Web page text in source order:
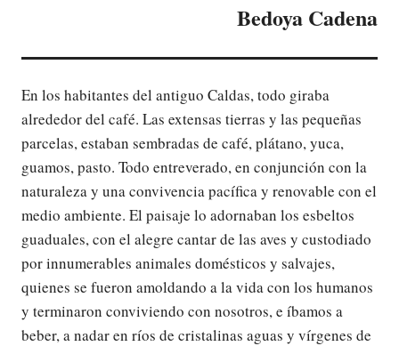
Bedoya Cadena
En los habitantes del antiguo Caldas, todo giraba
alrededor del café. Las extensas tierras y las pequeñas
parcelas, estaban sembradas de café, plátano, yuca,
guamos, pasto. Todo entreverado, en conjunción con la
naturaleza y una convivencia pacífica y renovable con el
medio ambiente. El paisaje lo adornaban los esbeltos
guaduales, con el alegre cantar de las aves y custodiado
por innumerables animales domésticos y salvajes,
quienes se fueron amoldando a la vida con los humanos
y terminaron conviviendo con nosotros, e íbamos a
beber, a nadar en ríos de cristalinas aguas y vírgenes de